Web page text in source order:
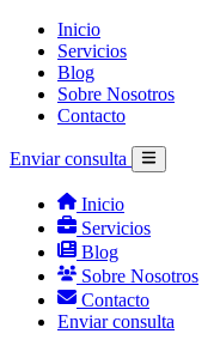
Inicio
Servicios
Blog
Sobre Nosotros
Contacto
Enviar consulta
Inicio
Servicios
Blog
Sobre Nosotros
Contacto
Enviar consulta